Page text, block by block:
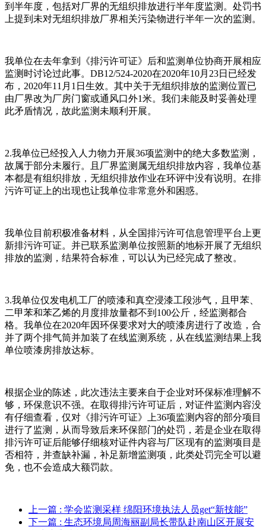
到半年度，包括对厂界的无组织排放进行半年度监测。处罚书
上提到未对无组织排放厂界相关污染物进行半年一次的监测。
我单位在去年拿到《排污许可证》后和监测单位协商开展相应
监测时讨论过此事。DB12/524-2020在2020年10月23日已经发
布，2020年11月1日生效。其中关于无组织排放的监测位置已
由厂界改为厂房门窗或通风口外1米。我们未能及时妥善处理
此矛盾情况，故此监测未顺利开展。
2.我单位已经投入人力物力开展36项监测中的绝大多数监测，
故属于部分未履行。且厂界监测属无组织排放内容，我单位基
本都是有组织排放，无组织排放作业在环评中没有说明。在排
污许可证上的出现也让我单位非常意外和困惑。
我单位目前积极准备材料，从全国排污许可信息管理平台上更
新排污许可证。并已联系监测单位按照新的地标开展了无组织
排放的监测，结果符合标准，可以认为已经完成了整改。
3.我单位仅发电机工厂的喷漆和真空浸漆工段涉气，且甲苯、
二甲苯和苯乙烯的月度排放量都不到100公斤，经监测都合
格。我单位在2020年因环保要求对大的喷漆房进行了改造，合
并了两个排气筒并加装了在线监测系统，从在线监测结果上我
单位喷漆房排放达标。
根据企业的陈述，此次违法主要来自于企业对环保标准理解不
够，环保意识不强。在取得排污许可证后，对证件监测内容没
有仔细查看，仅对《排污许可证》上36项监测内容的部分项目
进行了监测，从而导致后来环保部门的处罚，若是企业在取得
排污许可证后能够仔细核对证件内容与厂区现有的监测项目是
否相符，并查缺补漏，补足新增监测项，此类处罚完全可以避
免，也不会造成大额罚款。
上一篇 : 学会监测采样 绵阳环境执法人员get“新技能”
下一篇 : 生态环境局周海丽副局长带队赴南山区开展安